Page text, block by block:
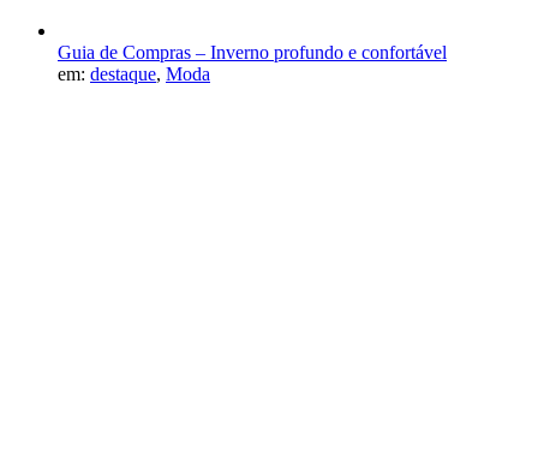
Guia de Compras – Inverno profundo e confortável
em: destaque, Moda